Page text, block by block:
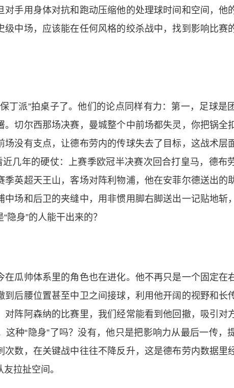
手用身体对抗和跑动压缩他的处理球时间和空间，他
级中场，应该能在任何风格的绞杀战中，找到影响比赛
丁派”拍桌子了。他们的论点同样有力：第一，足球是
切尔西那场决赛，曼城整个中前场都失灵，你把锅全
场没有支点，让德布劳内的传球失去了目标，这战术层
近几年的硬仗：上赛季欧冠半决赛次回合打皇马，德布
季英超天王山，客场对阵利物浦，他在安菲尔德送出的
中场和后卫的夹缝中，用非惯用脚右脚送出一记贴地斩
隐身”的人能干出来的？
在瓜帅体系里的角色也在进化。他不再只是一个固定在
到后腰位置甚至中卫之间接球，利用他开阔的视野和长
阵阿森纳的比赛里，我们经常能看到他回撤，吸引对
这种“隐身”了吗？没有，他只是把影响力从最后一传，
次数，在关键战中往往不降反升，这是德布劳内数据里
拉扯空间。